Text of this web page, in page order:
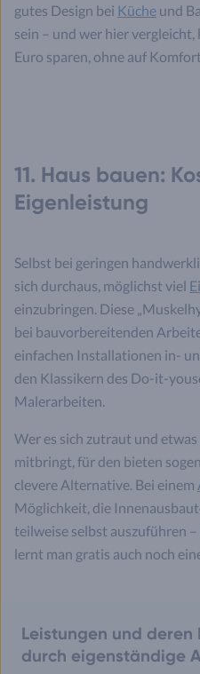
gutes Design bei Küche und
sein – und wer hier
Euro sparen, ohne auf
11. Haus bauen:
Eigenleistung
Selbst bei geringen
sich durchaus, möglichst viel
einzubringen. Diese
bei bauvorbereitenden
einfachen Installationen in-
den Klassikern des Do-it-
Malerarbeiten.
Wer es sich zutraut und
mitbringt, für den bieten
clevere Alternative. Bei einem
Möglichkeit, die
teilweise selbst auszuführen
lernt man gratis auch noch
Leistungen und deren
durch eigenständige